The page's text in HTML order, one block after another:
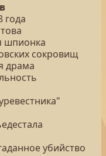
года
шпионка
сокровищ
драма
убийство